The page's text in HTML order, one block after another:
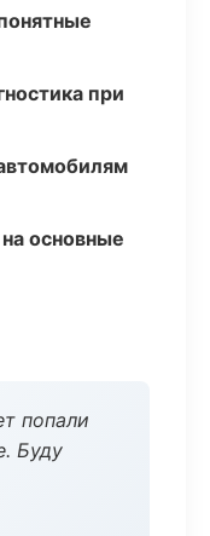
при
основные
попали
Буду